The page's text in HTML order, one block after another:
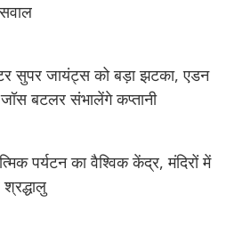
सुपर जायंट्स को बड़ा झटका, एडन
जॉस बटलर संभालेंगे कप्तानी
पर्यटन का वैश्विक केंद्र, मंदिरों में